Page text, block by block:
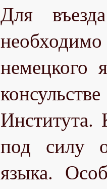
Для
немецкого
под силу
языка.